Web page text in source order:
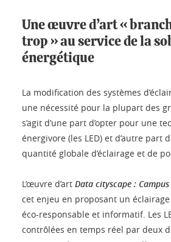
Une œuvre d’art «
trop » au service de la
énergétique
La modification des systèmes
une nécessité pour la plupart des
s’agit d’une part d’opter pour une
énergivore (les LED) et d’autre part
quantité globale d’éclairage et de
L’œuvre d’art Data cityscape :
cet enjeu en proposant un
éco-responsable et informatif. Les
contrôlées en temps réel par deux